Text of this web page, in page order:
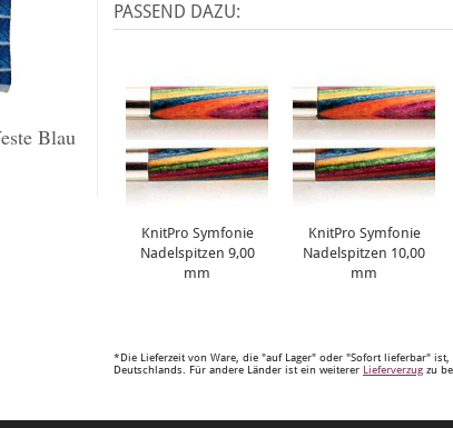
Blau
PASSEND DAZU:
KnitPro Symfonie
Nadelspitzen 9,00
mm
KnitPro Symfonie
Nadelspitzen 10,00
mm
*Die Lieferzeit von Ware, die "auf Lager" oder "Sofort lieferbar"
Deutschlands. Für andere Länder ist ein weiterer Lieferverzug zu